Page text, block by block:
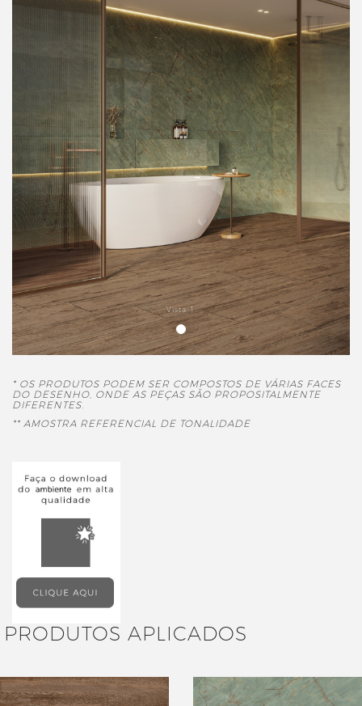
Vista 1
* OS PRODUTOS PODEM SER COMPOSTOS DE VÁRIAS FACES
DO DESENHO, ONDE AS PEÇAS SÃO PROPOSITALMENTE
DIFERENTES.
** AMOSTRA REFERENCIAL DE TONALIDADE
PRODUTOS APLICADOS